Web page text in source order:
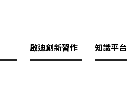
啟迪創新習作 知識平台